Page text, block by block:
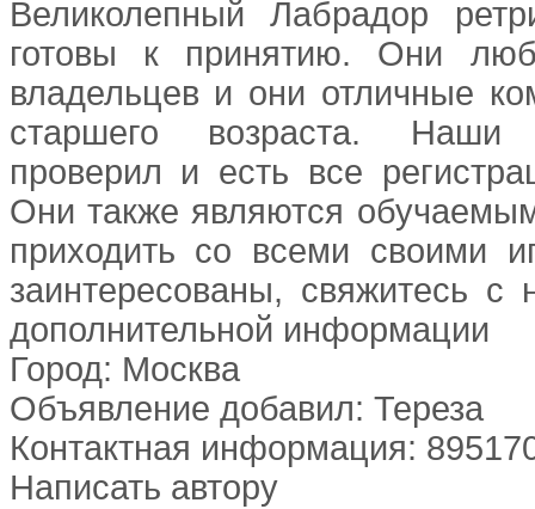
Великолепный Лабрадор
готовы к принятию. Они
владельцев и они отличные
старшего возраста. Наши
проверил и есть все
Они также являются
приходить со всеми своими
заинтересованы, свяжитесь с
дополнительной информации
Город: Москва
Объявление добавил: Тереза
Контактная информация:
Написать автору